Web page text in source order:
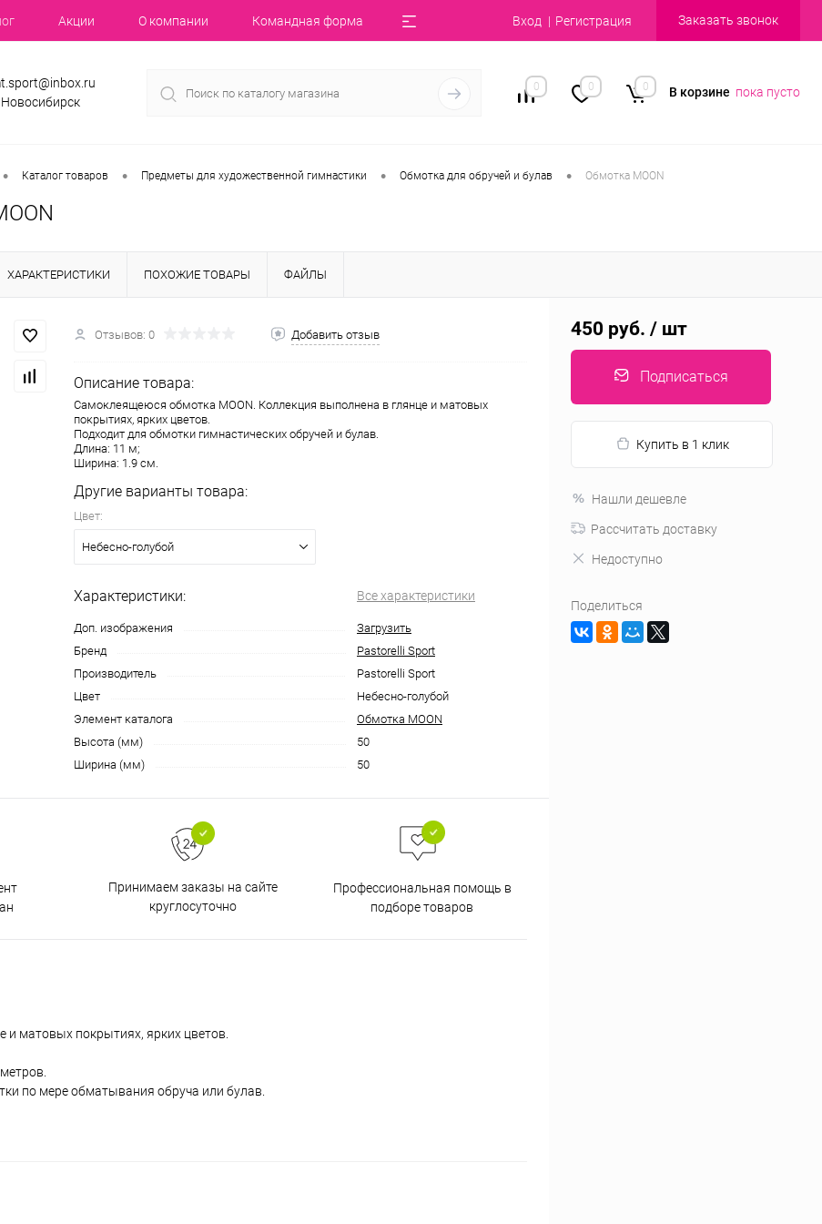
Акции О компании Командная форма Вход Регистрация Заказать звонок
Новосибирск
0 0 0 В корзине пока пусто
• Каталог товаров • Предметы для художественной гимнастики • Обмотка для обручей и булав • Обмотка MOON
ХАРАКТЕРИСТИКИ ПОХОЖИЕ ТОВАРЫ ФАЙЛЫ
Отзывов: 0 Добавить отзыв
Описание товара:
Самоклеящеюся обмотка MOON. Коллекция выполнена в глянце и матовых
покрытиях, ярких цветов.
Подходит для обмотки гимнастических обручей и булав.
Длина: 11 м;
Ширина: 1.9 см.
Другие варианты товара:
Цвет:
Небесно-голубой
Характеристики: Все характеристики
Доп. изображения
Загрузить
Бренд
Pastorelli Sport
Производитель
Pastorelli Sport
Цвет
Небесно-голубой
Элемент каталога
Обмотка MOON
Высота (мм)
50
Ширина (мм)
50
Принимаем заказы на сайте
круглосуточно
Профессиональная помощь в
подборе товаров
матовых покрытиях, ярких цветов.
по мере обматывания обруча или булав.
450 руб. / шт
Подписаться
Купить в 1 клик
Нашли дешевле
Рассчитать доставку
Недоступно
Поделиться